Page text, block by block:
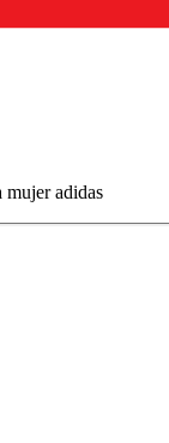
mujer adidas